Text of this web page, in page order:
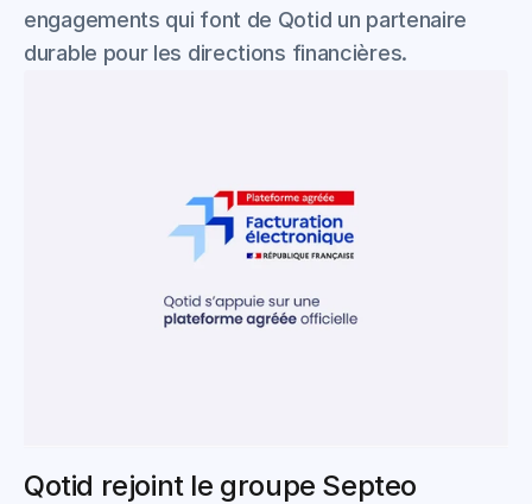
engagements qui font de Qotid un partenaire
durable pour les directions financières.
Qotid rejoint le groupe Septeo